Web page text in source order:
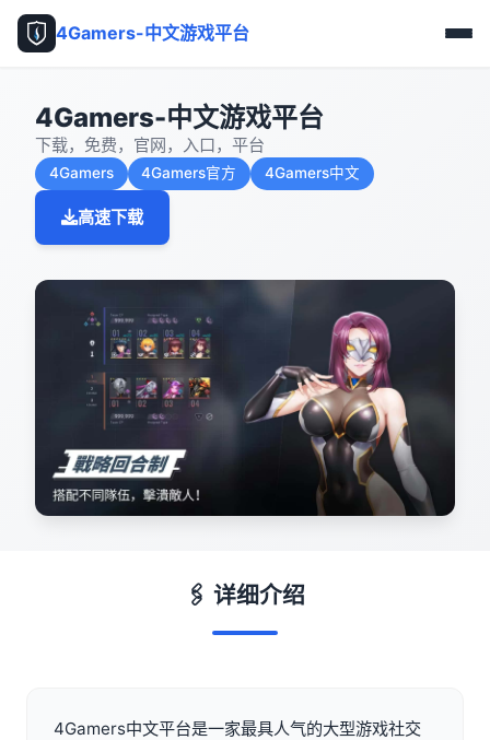
4Gamers-中文游戏平台
4Gamers-中文游戏平台
下载，免费，官网，入口，平台
4Gamers 4Gamers官方 4Gamers中文
高速下载
🖇️ 详细介绍
4Gamers中文平台是一家最具人气的大型游戏社交